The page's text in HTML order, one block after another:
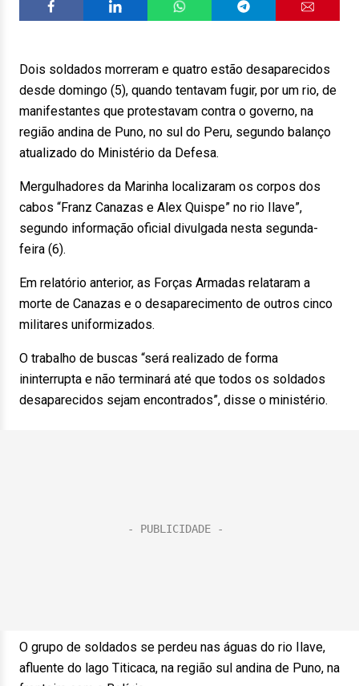
Dois soldados morreram e quatro estão desaparecidos
desde domingo (5), quando tentavam fugir, por um rio, de
manifestantes que protestavam contra o governo, na
região andina de Puno, no sul do Peru, segundo balanço
atualizado do Ministério da Defesa.
Mergulhadores da Marinha localizaram os corpos dos
cabos “Franz Canazas e Alex Quispe” no rio Ilave”,
segundo informação oficial divulgada nesta segunda-
feira (6).
Em relatório anterior, as Forças Armadas relataram a
morte de Canazas e o desaparecimento de outros cinco
militares uniformizados.
O trabalho de buscas “será realizado de forma
ininterrupta e não terminará até que todos os soldados
desaparecidos sejam encontrados”, disse o ministério.
O grupo de soldados se perdeu nas águas do rio Ilave,
afluente do lago Titicaca, na região sul andina de Puno, na